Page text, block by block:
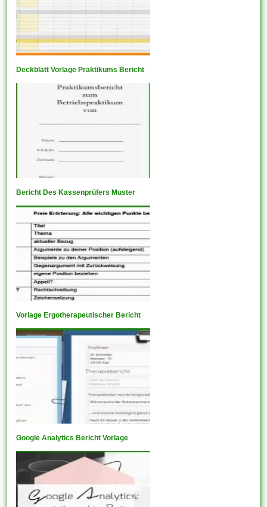
Deckblatt Vorlage Praktikums Bericht
Bericht Des Kassenprüfers Muster
Vorlage Ergotherapeutischer Bericht
Google Analytics Bericht Vorlage